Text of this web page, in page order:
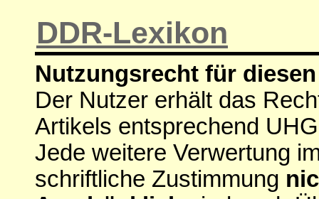
DDR-Lexikon
Nutzungsrecht für
Der Nutzer erhält das
Artikels entsprechend
Jede weitere Verwertung
schriftliche Zustimmung